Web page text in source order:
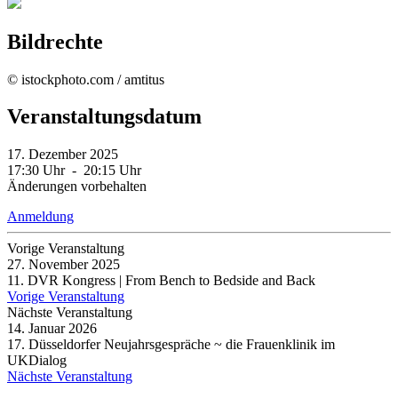
Bildrechte
© istockphoto.com / amtitus
Veranstaltungsdatum
17. Dezember 2025
17:30 Uhr - 20:15 Uhr
Änderungen vorbehalten
Anmeldung
Vorige Veranstaltung
27. November 2025
11. DVR Kongress | From Bench to Bedside and Back
Vorige Veranstaltung
Nächste Veranstaltung
14. Januar 2026
17. Düsseldorfer Neujahrsgespräche ~ die Frauenklinik im
UKDialog
Nächste Veranstaltung